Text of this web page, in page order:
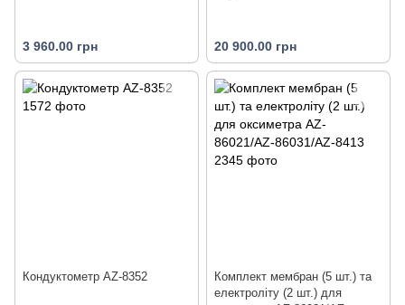
3 960.00 грн 20 900.00 грн
Кондуктометр AZ-8352
Комплект мембран (5 шт.) та
електроліту (2 шт.) для